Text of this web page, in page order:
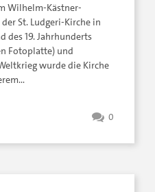
Wilhelm-Kästner-
St. Ludgeri-Kirche in
des 19. Jahrhunderts
Fotoplatte) und
wurde die Kirche
0